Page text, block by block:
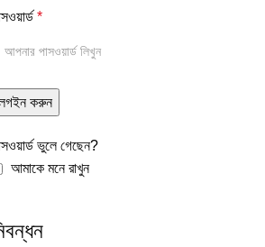
*
করুন
ভুলে গেছেন?
আমাকে মনে রাখুন